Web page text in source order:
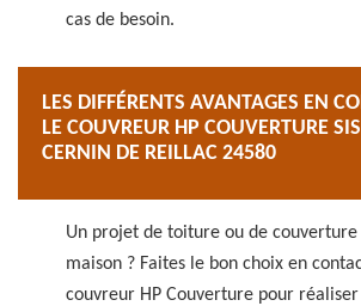
cas de besoin.
LES DIFFÉRENTS AVANTAGES EN
LE COUVREUR HP COUVERTURE
CERNIN DE REILLAC 24580
Un projet de toiture ou de
maison ? Faites le bon choix en
couvreur HP Couverture pour